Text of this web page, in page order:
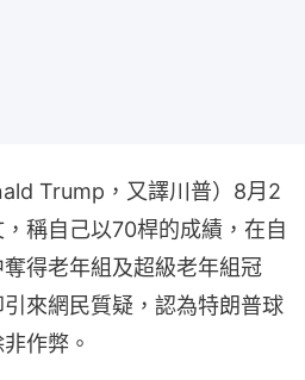
Trump，又譯川普）8月2
稱自己以70桿的成績，在自
得老年組及超級老年組冠
來網民質疑，認為特朗普球
作弊。